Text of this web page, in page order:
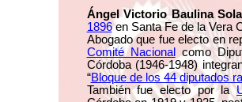
Ángel Victorio Baulina Sola
1896en Santa Fe de la Vera
Abogado que fue electo en
Comité Nacional
como
Córdoba (1946-1948)
“Bloque de los 44 diputados
También fue electo por la